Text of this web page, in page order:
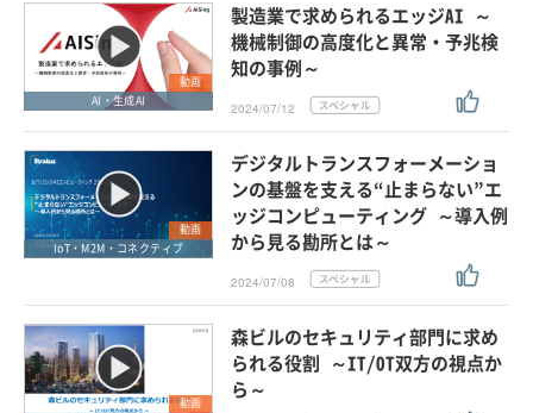
動画
AI・生成AI
製造業で求められるエッジAI ～
機械制御の高度化と異常・予兆検
知の事例～
2024/07/12
動画
IoT・M2M・コネクティブ
デジタルトランスフォーメーショ
ンの基盤を支える“止まらない”エ
ッジコンピューティング ～導入例
から見る勘所とは～
2024/07/08
動画
森ビルのセキュリティ部門に求め
られる役割 ～IT/OT双方の視点か
ら～